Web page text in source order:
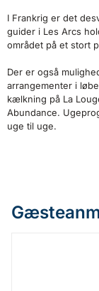
I Frankrig er det
guider i Les Arcs
området på et stort
Der er også
arrangementer i
kælkning på La
Abundance.
uge til uge.